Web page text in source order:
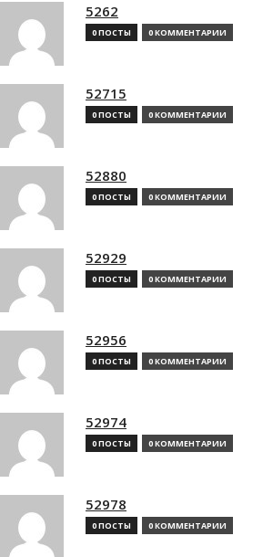
5262
0 ПОСТЫ 0 КОММЕНТАРИИ
52715
0 ПОСТЫ 0 КОММЕНТАРИИ
52880
0 ПОСТЫ 0 КОММЕНТАРИИ
52929
0 ПОСТЫ 0 КОММЕНТАРИИ
52956
0 ПОСТЫ 0 КОММЕНТАРИИ
52974
0 ПОСТЫ 0 КОММЕНТАРИИ
52978
0 ПОСТЫ 0 КОММЕНТАРИИ